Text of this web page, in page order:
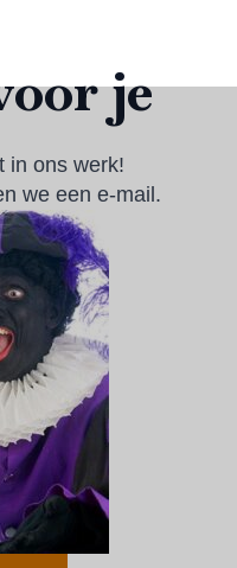
je
in ons werk!
we een e-mail.